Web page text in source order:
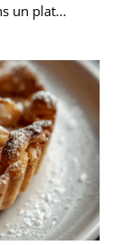
un plat...